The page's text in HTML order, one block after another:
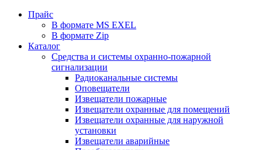
Прайс
В формате MS EXEL
В формате Zip
Каталог
Средства и системы охранно-пожарной
сигнализации
Радиоканальные системы
Оповещатели
Извещатели пожарные
Извещатели охранные для помещений
Извещатели охранные для наружной
установки
Извещатели аварийные